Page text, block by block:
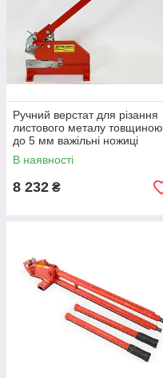
Ручний верстат для різання
листового металу товщиною
до 5 мм важільні ножиці
AFACAN 3R5
В наявності
8 232 ₴